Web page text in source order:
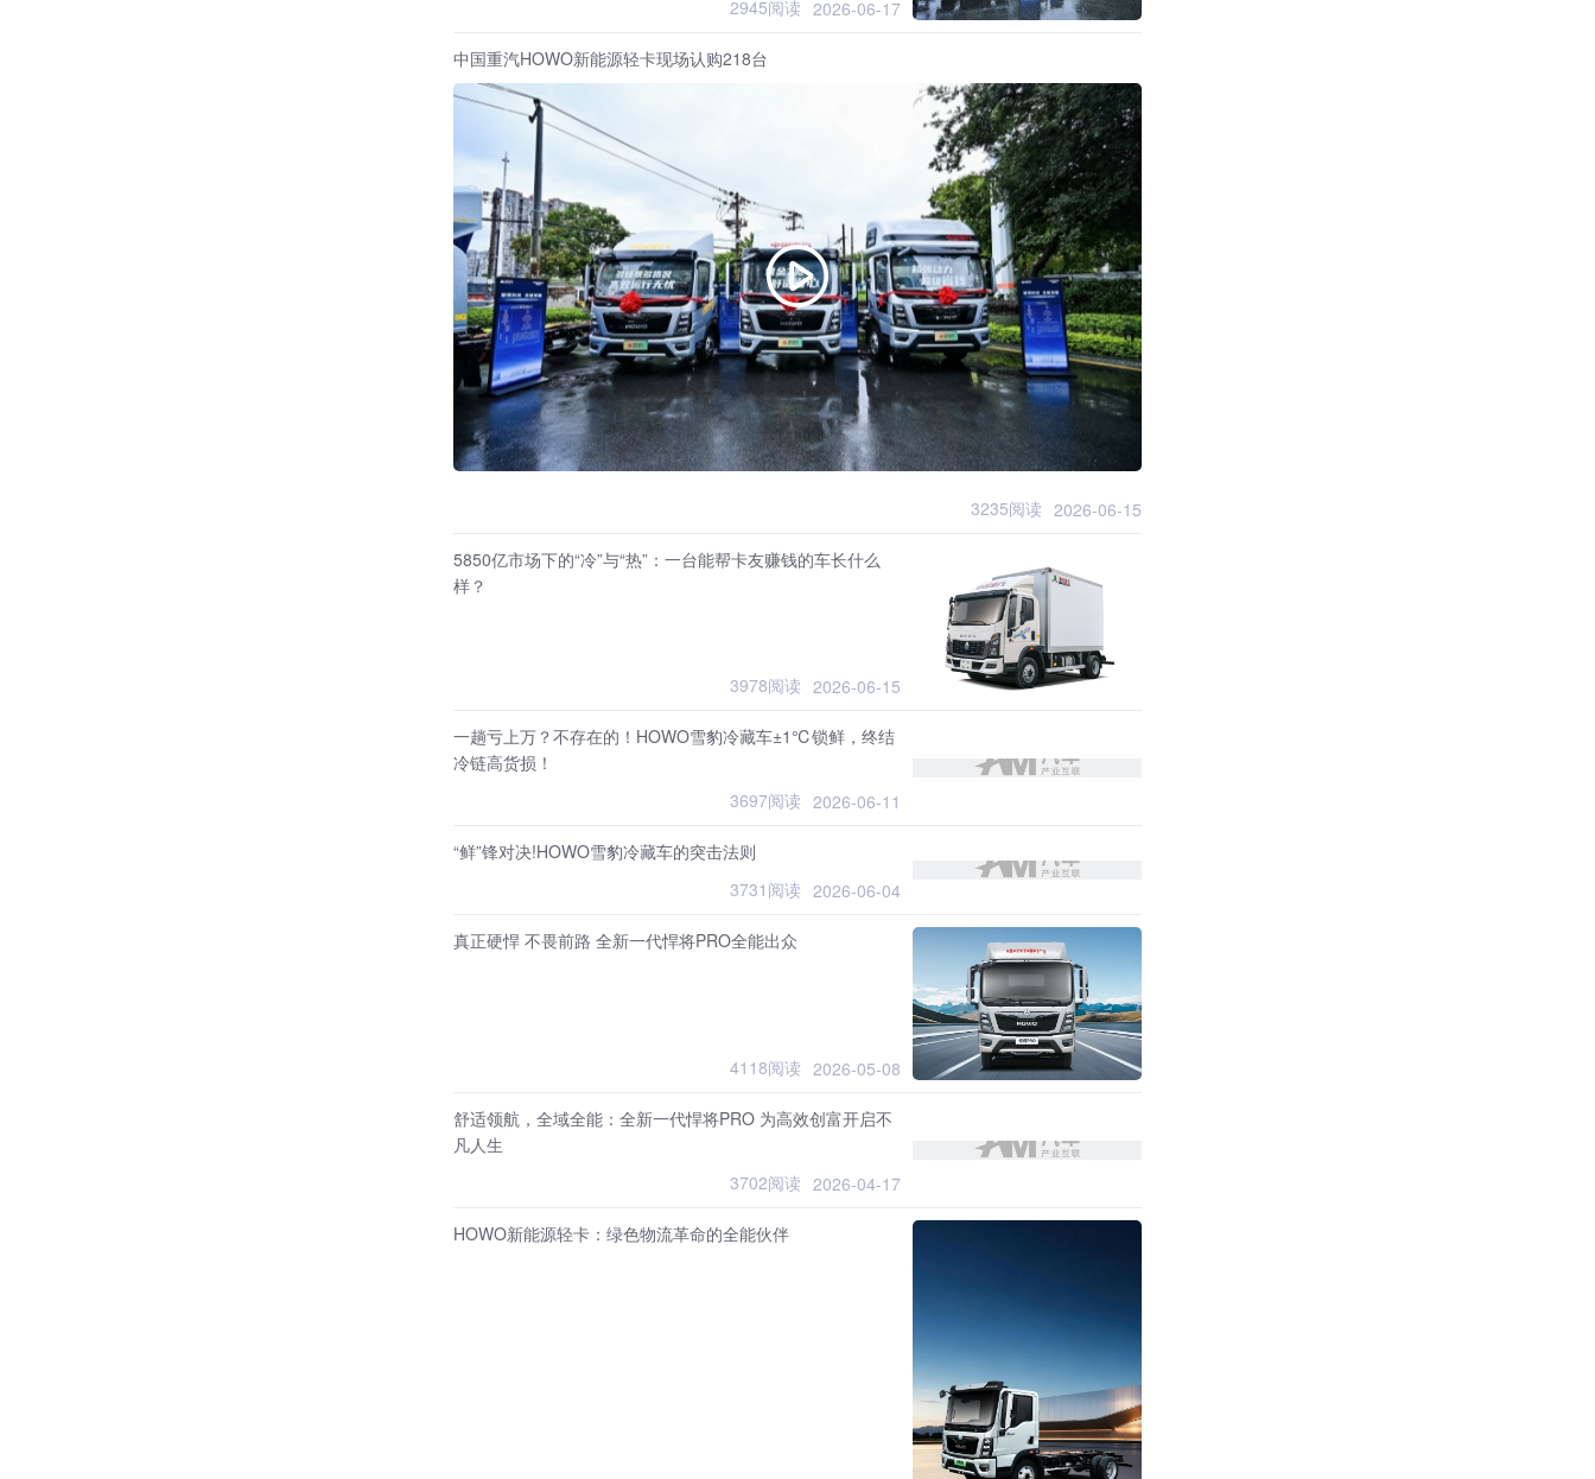
2945阅读 2026-06-17
中国重汽HOWO新能源轻卡现场认购218台
3235阅读 2026-06-15
5850亿市场下的“冷”与“热”：一台能帮卡友赚钱的车长什么
样？
3978阅读 2026-06-15
一趟亏上万？不存在的！HOWO雪豹冷藏车±1℃锁鲜，终结
冷链高货损！
3697阅读 2026-06-11
“鲜”锋对决!HOWO雪豹冷藏车的突击法则
3731阅读 2026-06-04
真正硬悍 不畏前路 全新一代悍将PRO全能出众
4118阅读 2026-05-08
舒适领航，全域全能：全新一代悍将PRO 为高效创富开启不
凡人生
3702阅读 2026-04-17
HOWO新能源轻卡：绿色物流革命的全能伙伴